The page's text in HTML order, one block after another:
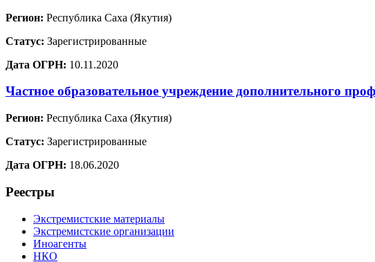
Регион: Республика Саха (Якутия)
Статус: Зарегистрированные
Дата ОГРН: 10.11.2020
Частное образовательное учреждение дополнительного
Регион: Республика Саха (Якутия)
Статус: Зарегистрированные
Дата ОГРН: 18.06.2020
Реестры
Экстремистские материалы
Экстремистские организации
Иноагенты
НКО